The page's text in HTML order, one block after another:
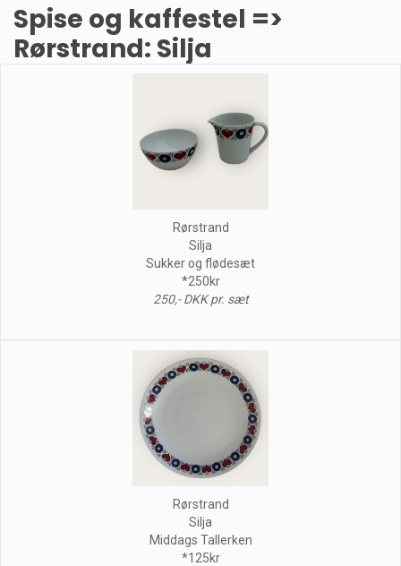
Spise og kaffestel =>
Rørstrand: Silja
Rørstrand
Silja
Sukker og flødesæt
*250kr
250,- DKK pr. sæt
Rørstrand
Silja
Middags Tallerken
*125kr